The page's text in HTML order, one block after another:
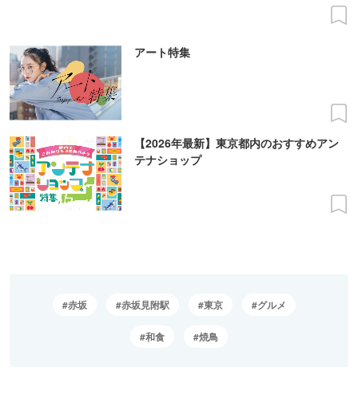
アート特集
【2026年最新】東京都内のおすすめアン
テナショップ
赤坂 赤坂見附駅 東京 グルメ
和食 焼鳥